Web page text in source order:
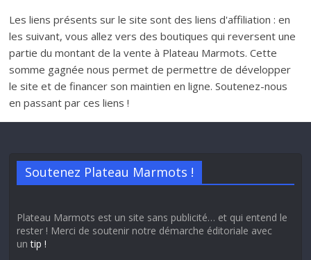
Les liens présents sur le site sont des liens d'affiliation : en
les suivant, vous allez vers des boutiques qui reversent une
partie du montant de la vente à Plateau Marmots. Cette
somme gagnée nous permet de permettre de développer
le site et de financer son maintien en ligne. Soutenez-nous
en passant par ces liens !
Soutenez Plateau Marmots !
Plateau Marmots est un site sans publicité… et qui entend le
rester ! Merci de soutenir notre démarche éditoriale avec
untip !